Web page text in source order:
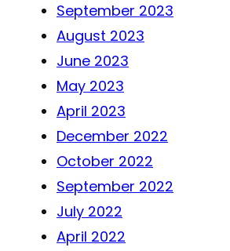
September 2023
August 2023
June 2023
May 2023
April 2023
December 2022
October 2022
September 2022
July 2022
April 2022